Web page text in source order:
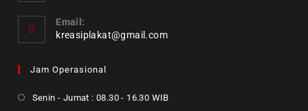
Email:
kreasiplakat@gmail.com
Jam Operasional
Senin - Jumat : 08.30 - 16.30 WIB